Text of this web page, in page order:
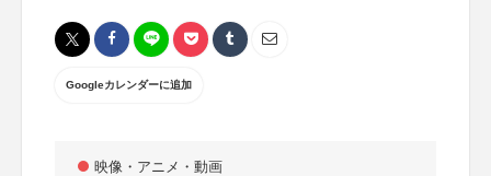
Googleカレンダーに追加
映像・アニメ・動画